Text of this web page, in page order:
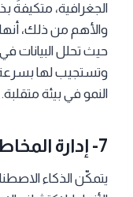
الجغرافية، متكيفةً
والأهم من ذلك،
حيث تحلل البيانات
وتستجيب لها
النمو في بيئة متقلبة.
7- إدارة المخاطر وضمان الجودة
يتمكّن الذكاء